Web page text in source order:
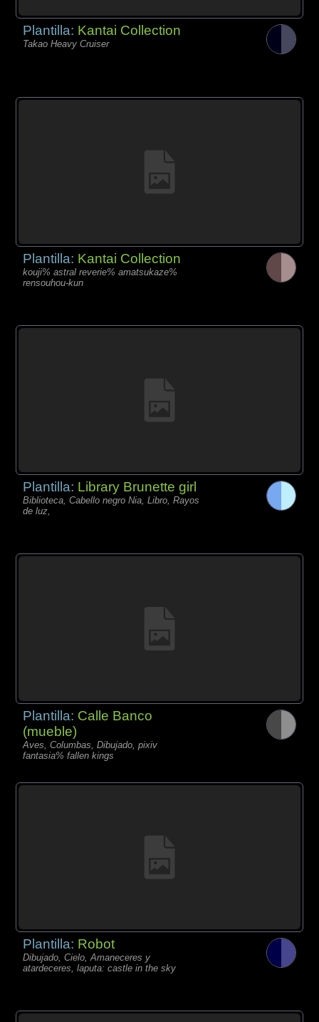
Plantilla: Kantai Collection
Takao Heavy Cruiser
Plantilla: Kantai Collection
kouji% astral reverie% amatsukaze%
rensouhou-kun
Plantilla: Library Brunette girl
Biblioteca, Cabello negro Nia, Libro, Rayos
de luz,
Plantilla: Calle Banco
(mueble)
Aves, Columbas, Dibujado, pixiv
fantasia% fallen kings
Plantilla: Robot
Dibujado, Cielo, Amaneceres y
atardeceres, laputa: castle in the sky